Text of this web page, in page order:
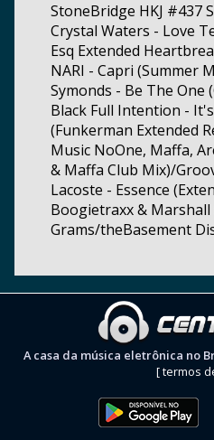
StoneBridge HKJ #437
Crystal Waters - Love
Esq Extended
NARI - Capri (Summer
Symonds - Be The One
Black Full Intention -
(Funkerman Extended
Music NoOne, Maffa,
& Maffa Club Mix)/
Lacoste - Essence
Boogietraxx & Marshall
Grams/theBasement
A casa da música eletrônica no
[ termos